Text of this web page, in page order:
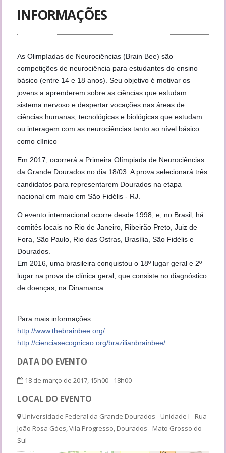
INFORMAÇÕES
As Olimpíadas de Neurociências (Brain Bee) são
competições de neurociência para estudantes do ensino
básico (entre 14 e 18 anos). Seu objetivo é motivar os
jovens a aprenderem sobre as ciências que estudam
sistema nervoso e despertar vocações nas áreas de
ciências humanas, tecnológicas e biológicas que estudam
ou interagem com as neurociências tanto ao nível básico
como clínico
Em 2017, ocorrerá a Primeira Olímpiada de Neurociências
da Grande Dourados no dia 18/03. A prova selecionará três
candidatos para representarem Dourados na etapa
nacional em maio em São Fidélis - RJ.
O evento internacional ocorre desde 1998, e, no Brasil, há
comitês locais no Rio de Janeiro, Ribeirão Preto, Juiz de
Fora, São Paulo, Rio das Ostras, Brasília, São Fidélis e
Dourados.
Em 2016, uma brasileira conquistou o 18º lugar geral e 2º
lugar na prova de clínica geral, que consiste no diagnóstico
de doenças, na Dinamarca.
Para mais informações:
http://www.thebrainbee.org/
http://cienciasecognicao.org/brazilianbrainbee/
DATA DO EVENTO
18 de março de 2017, 15h00 - 18h00
LOCAL DO EVENTO
Universidade Federal da Grande Dourados - Unidade I - Rua
João Rosa Góes, Vila Progresso, Dourados - Mato Grosso do
Sul